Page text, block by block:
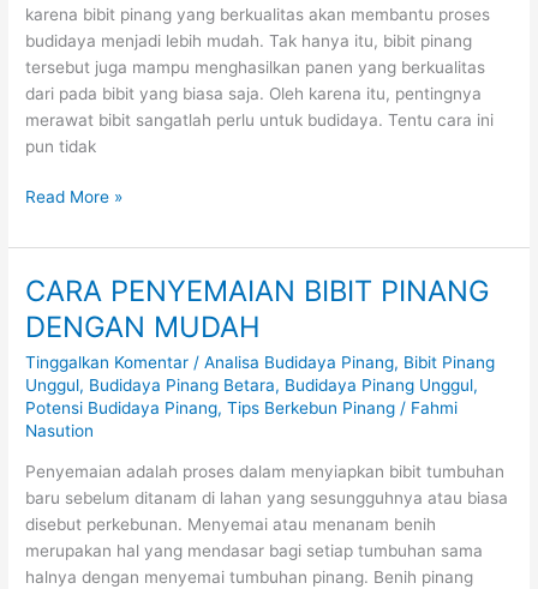
karena bibit pinang yang berkualitas akan membantu proses
budidaya menjadi lebih mudah. Tak hanya itu, bibit pinang
tersebut juga mampu menghasilkan panen yang berkualitas
dari pada bibit yang biasa saja. Oleh karena itu, pentingnya
merawat bibit sangatlah perlu untuk budidaya. Tentu cara ini
pun tidak
Read More »
CARA PENYEMAIAN BIBIT PINANG
DENGAN MUDAH
Tinggalkan Komentar /Analisa Budidaya Pinang, Bibit Pinang
Unggul, Budidaya Pinang Betara, Budidaya Pinang Unggul,
Potensi Budidaya Pinang,Tips Berkebun Pinang / Fahmi
Nasution
Penyemaian adalah proses dalam menyiapkan bibit tumbuhan
baru sebelum ditanam di lahan yang sesungguhnya atau biasa
disebut perkebunan. Menyemai atau menanam benih
merupakan hal yang mendasar bagi setiap tumbuhan sama
halnya dengan menyemai tumbuhan pinang. Benih pinang
CARA
PENYEMAIAN
BIBIT
PINANG
DENGAN
MUDAH